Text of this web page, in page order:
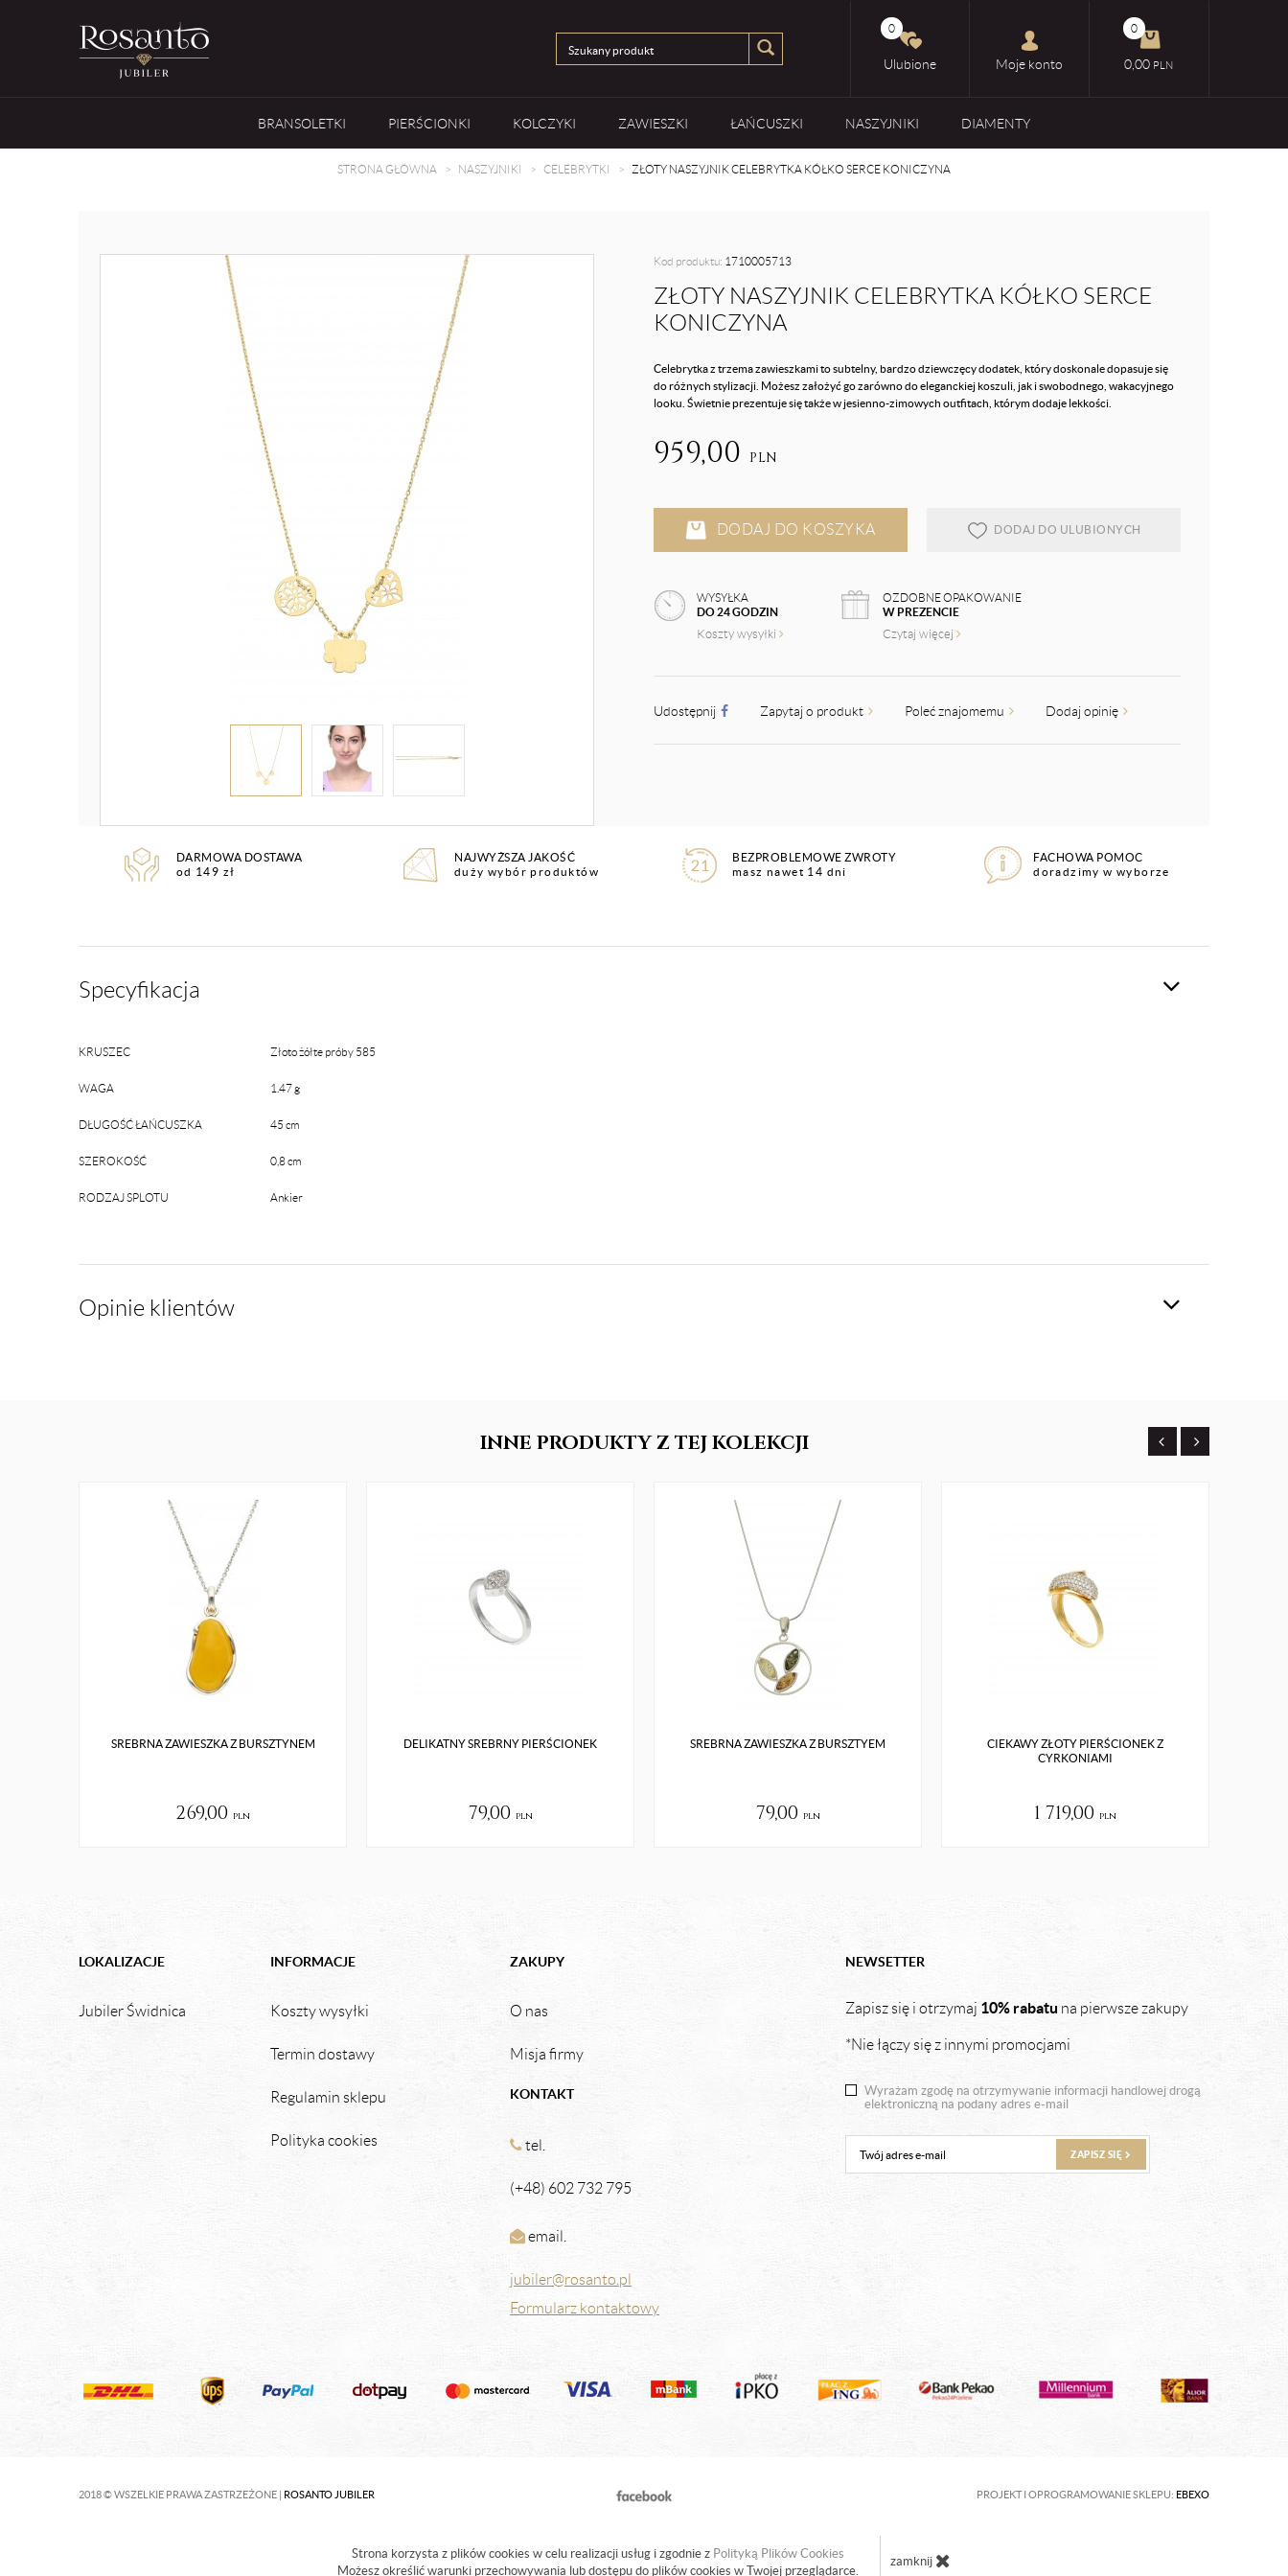
0
Ulubione Moje konto
0
0,00 PLN
BRANSOLETKI PIERŚCIONKI KOLCZYKI ZAWIESZKI ŁAŃCUSZKI NASZYJNIKI DIAMENTY
STRONA GŁÓWNA NASZYJNIKI CELEBRYTKI ZŁOTY NASZYJNIK CELEBRYTKA KÓŁKO SERCE KONICZYNA
Kod produktu: 1710005713
ZŁOTY NASZYJNIK CELEBRYTKA KÓŁKO SERCE
KONICZYNA
Celebrytka z trzema zawieszkami to subtelny, bardzo dziewczęcy dodatek, który doskonale dopasuje się
do różnych stylizacji. Możesz założyć go zarówno do eleganckiej koszuli, jak i swobodnego, wakacyjnego
looku. Świetnie prezentuje się także w jesienno-zimowych outfitach, którym dodaje lekkości.
959,00 PLN
DODAJ DO KOSZYKA DODAJ DO ULUBIONYCH
WYSYŁKA
DO 24 GODZIN
Koszty wysyłki
OZDOBNE OPAKOWANIE
W PREZENCIE
Czytaj więcej
Udostępnij Zapytaj o produkt Poleć znajomemu Dodaj opinię
DARMOWA DOSTAWA
od 149 zł
NAJWYŻSZA JAKOŚĆ
duży wybór produktów
BEZPROBLEMOWE ZWROTY
masz nawet 14 dni
FACHOWA POMOC
doradzimy w wyborze
Specyfikacja
KRUSZEC Złoto żółte próby 585
WAGA 1.47 g
DŁUGOŚĆ ŁAŃCUSZKA 45 cm
SZEROKOŚĆ 0,8 cm
RODZAJ SPLOTU Ankier
Opinie klientów
INNE PRODUKTYZ TEJ KOLEKCJI
SREBRNA ZAWIESZKA Z BURSZTYNEM
269,00 pln
DELIKATNY SREBRNY PIERŚCIONEK
79,00 pln
SREBRNA ZAWIESZKA Z BURSZTYEM
79,00 pln
CIEKAWY ZŁOTY PIERŚCIONEK Z
CYRKONIAMI
1 719,00 pln
NEWSETTER
Zapisz się i otrzymaj 10% rabatu na pierwsze zakupy
*Nie łączy się z innymi promocjami
Wyrażam zgodę na otrzymywanie informacji handlowej drogą
elektroniczną na podany adres e-mail
ZAPISZ SIĘ
LOKALIZACJE
Jubiler Świdnica
INFORMACJE
Koszty wysyłki
Termin dostawy
Regulamin sklepu
Polityka cookies
ZAKUPY
O nas
Misja firmy
KONTAKT
tel.
(+48) 602 732 795
email.
jubiler@rosanto.pl
Formularz kontaktowy
2018 © WSZELKIE PRAWA ZASTRZEŻONE | ROSANTO JUBILER PROJEKT I OPROGRAMOWANIE SKLEPU: EBEXO
Strona korzysta z plików cookies w celu realizacji usług i zgodnie z Polityką Plików Cookies
Możesz określić warunki przechowywania lub dostępu do plików cookies w Twojej przeglądarce.
zamknij